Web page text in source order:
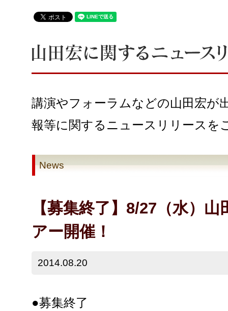
講演やフォーラムなどの山田宏が
報等に関するニュースリリースを
News
【募集終了】8/27（水）
アー開催！
2014.08.20
●募集終了